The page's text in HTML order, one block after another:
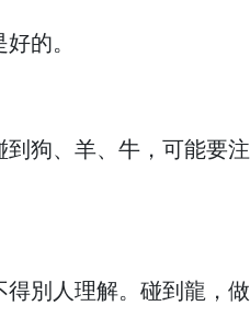
的。
狗、羊、牛，可能要注
別人理解。碰到龍，做